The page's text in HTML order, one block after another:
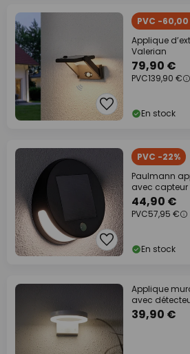
PVC -
Applique
Valerian
79,90 €
PVC139,90 €
En stock
PVC -22%
Paulmann
avec capteur
44,90 €
PVC57,95 €
En stock
Applique
avec
39,90 €